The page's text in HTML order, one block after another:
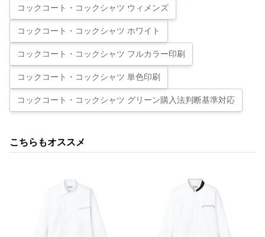
コックコート・コックシャツ ウィメンズ
コックコート・コックシャツ ホワイト
コックコート・コックシャツ フルカラー印刷
コックコート・コックシャツ 単色印刷
コックコート・コックシャツ グリーン購入法判断基準対応
こちらもオススメ